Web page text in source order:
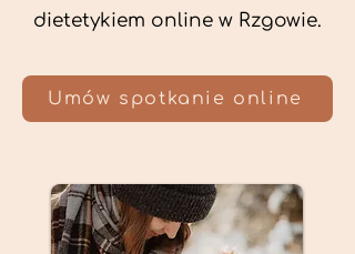
dietetykiem online w Rzgowie.
Umów spotkanie online